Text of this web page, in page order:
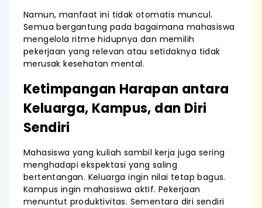
Namun, manfaat ini tidak otomatis muncul.
Semua bergantung pada bagaimana mahasiswa
mengelola ritme hidupnya dan memilih
pekerjaan yang relevan atau setidaknya tidak
merusak kesehatan mental.
Ketimpangan Harapan antara
Keluarga, Kampus, dan Diri
Sendiri
Mahasiswa yang kuliah sambil kerja juga sering
menghadapi ekspektasi yang saling
bertentangan. Keluarga ingin nilai tetap bagus.
Kampus ingin mahasiswa aktif. Pekerjaan
menuntut produktivitas. Sementara diri sendiri